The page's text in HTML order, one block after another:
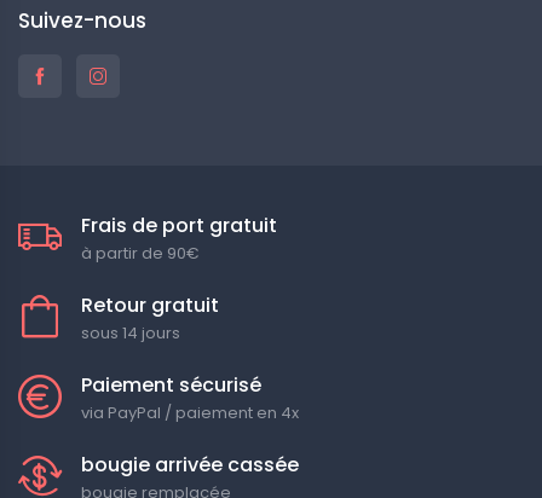
Suivez-nous
Frais de port gratuit
à partir de 90€
Retour gratuit
sous 14 jours
Paiement sécurisé
via PayPal / paiement en 4x
bougie arrivée cassée
bougie remplacée